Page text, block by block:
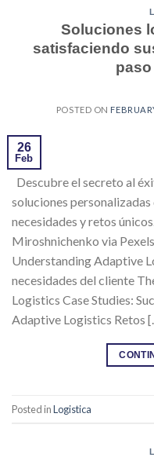
Soluciones
satisfaciendo
POSTED ON
26
Feb
Descubre el secreto al
soluciones
necesidades y retos
Miroshnichenko via
Understanding Adaptive
necesidades del cliente
Logistics Case Studies:
Adaptive Logistics Retos
Posted inLogistica